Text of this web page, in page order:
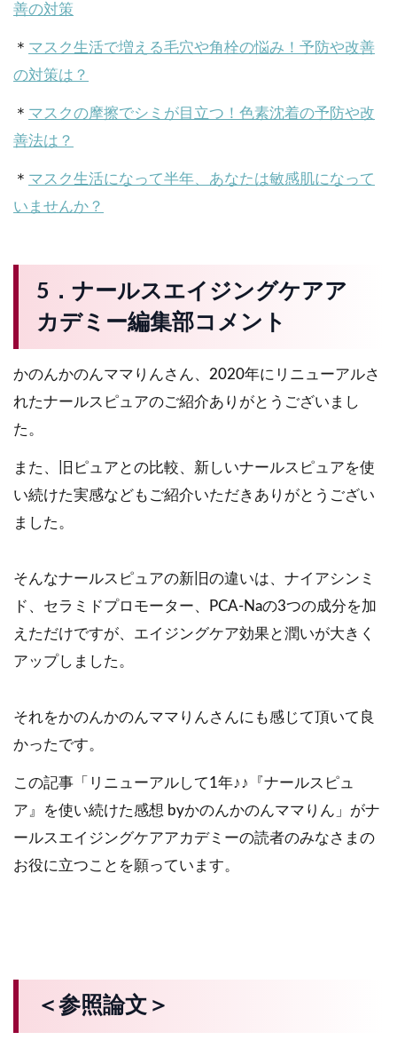
善の対策
＊ マスク生活で増える毛穴や角栓の悩み！予防や改善
の対策は？
＊ マスクの摩擦でシミが目立つ！色素沈着の予防や改
善法は？
＊ マスク生活になって半年、あなたは敏感肌になって
いませんか？
5．ナールスエイジングケアア
カデミー編集部コメント
かのんかのんママりんさん、2020年にリニューアルさ
れたナールスピュアのご紹介ありがとうございまし
た。
また、旧ピュアとの比較、新しいナールスピュアを使
い続けた実感などもご紹介いただきありがとうござい
ました。
そんなナールスピュアの新旧の違いは、ナイアシンミ
ド、セラミドプロモーター、PCA-Naの3つの成分を加
えただけですが、エイジングケア効果と潤いが大きく
アップしました。
それをかのんかのんママりんさんにも感じて頂いて良
かったです。
この記事「リニューアルして1年♪♪『ナールスピュ
ア』を使い続けた感想 byかのんかのんママりん」がナ
ールスエイジングケアアカデミーの読者のみなさまの
お役に立つことを願っています。
＜参照論文＞